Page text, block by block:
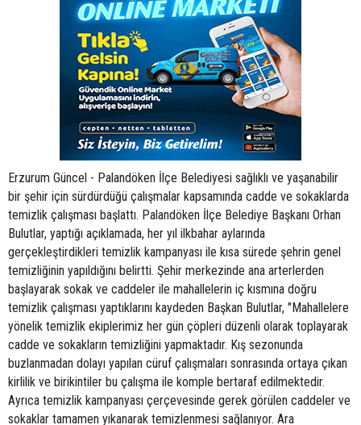
Erzurum Güncel - Palandöken İlçe Belediyesi sağlıklı ve yaşanabilir
bir şehir için sürdürdüğü çalışmalar kapsamında cadde ve sokaklarda
temizlik çalışması başlattı. Palandöken İlçe Belediye Başkanı Orhan
Bulutlar, yaptığı açıklamada, her yıl ilkbahar aylarında
gerçekleştirdikleri temizlik kampanyası ile kısa sürede şehrin genel
temizliğinin yapıldığını belirtti. Şehir merkezinde ana arterlerden
başlayarak sokak ve caddeler ile mahallelerin iç kısmına doğru
temizlik çalışması yaptıklarını kaydeden Başkan Bulutlar, "Mahallelere
yönelik temizlik ekiplerimiz her gün çöpleri düzenli olarak toplayarak
cadde ve sokakların temizliğini yapmaktadır. Kış sezonunda
buzlanmadan dolayı yapılan cüruf çalışmaları sonrasında ortaya çıkan
kirlilik ve birikintiler bu çalışma ile komple bertaraf edilmektedir.
Ayrıca temizlik kampanyası çerçevesinde gerek görülen caddeler ve
sokaklar tamamen yıkanarak temizlenmesi sağlanıyor. Ara